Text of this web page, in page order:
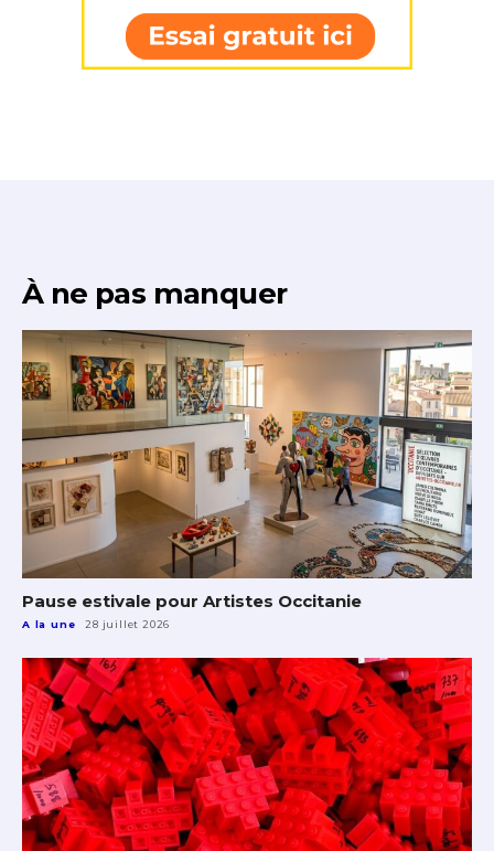
* Champ obligatoire
À ne pas manquer
Pause estivale pour Artistes Occitanie
A la une 28 juillet 2026